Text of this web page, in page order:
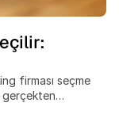
firması seçme
gerçekten